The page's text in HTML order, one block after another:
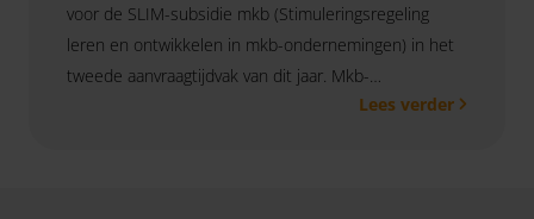
voor de SLIM-subsidie mkb (Stimuleringsregeling
leren en ontwikkelen in mkb-ondernemingen) in het
tweede aanvraagtijdvak van dit jaar. Mkb-
ondernemingen kunnen de subsidie aanvragen van
Lees verder